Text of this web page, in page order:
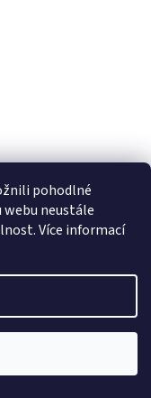
pohodlné
neustále
Více informací
400 ML
hydratační
a vlhkost, působí...